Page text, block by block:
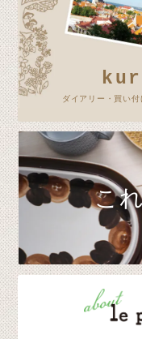
ダイアリー・買い
こ